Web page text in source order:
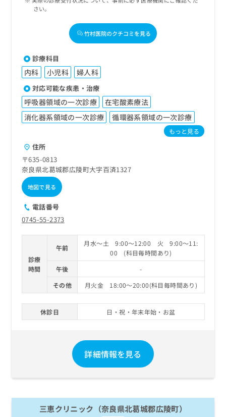
さい。
竹村医院のクチコミを見る
診療科目
内科 小児科 婦人科
対応可能な疾患・治療
呼吸器領域の一次診療
在宅酸素療法
消化器系領域の一次診療
循環器系領域の一次診療
もっと見る
住所
〒635-0813
奈良県北葛城郡広陵町大字百済1327
地図で見る
電話番号
0745-55-2373
診療
時間
午前
月水～土 9:00～12:00 火 9:00～11:
00 (科目毎時間あり)
午後
-
その他
月火金 18:00～20:00(科目毎時間あり)
休診日 日・祝・年末年始・お盆
詳細情報を見る
三恵クリニック（奈良県北葛城郡広陵町）